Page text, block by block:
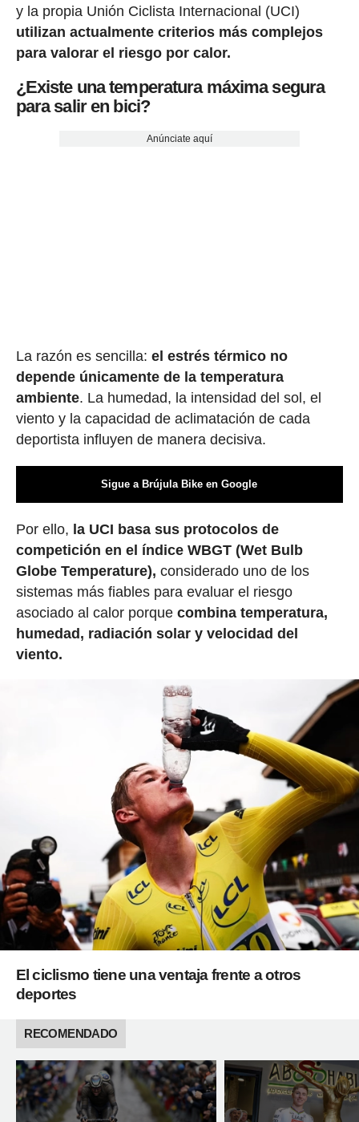
y la propia Unión Ciclista Internacional (UCI)
utilizan actualmente criterios más complejos
para valorar el riesgo por calor.
¿Existe una temperatura máxima segura
para salir en bici?
Anúnciate aquí
La razón es sencilla: el estrés térmico no
depende únicamente de la temperatura
ambiente. La humedad, la intensidad del sol, el
viento y la capacidad de aclimatación de cada
deportista influyen de manera decisiva.
Sigue a Brújula Bike en Google
Por ello, la UCI basa sus protocolos de
competición en el índice WBGT (Wet Bulb
Globe Temperature), considerado uno de los
sistemas más fiables para evaluar el riesgo
asociado al calor porque combina temperatura,
humedad, radiación solar y velocidad del
viento.
El ciclismo tiene una ventaja frente a otros
deportes
RECOMENDADO